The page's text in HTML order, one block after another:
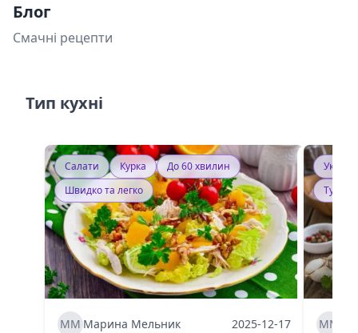
Блог
Смачні рецепти
Тип кухні
Салати Курка
До 60 хвилин
Швидко та легко
ММ Марина Мельник 2025-12-17 ММ